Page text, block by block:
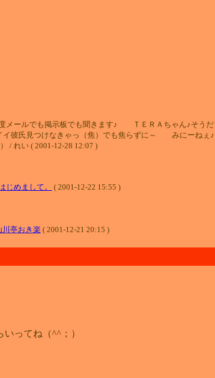
ールでも掲示板でも聞きます♪ ＴＥＲＡちゃん♪そうだ
彼氏見つけなきゃっ（焦）でも焦らずに～ みにーねぇ
/ れい ( 2001-12-28 12:07 )
めまして。
( 2001-12-22 15:55 )
川亭おき楽 ( 2001-12-21 20:15 )
ってね（^^；）